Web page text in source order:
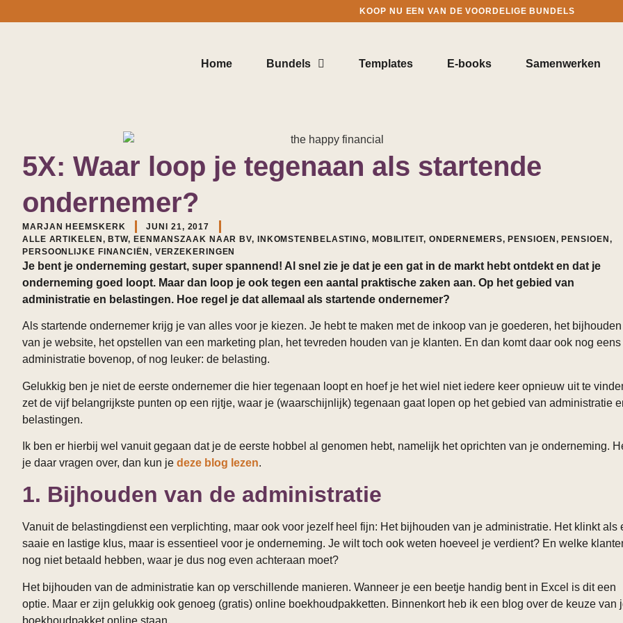
KOOP NU EEN VAN DE VOORDELIGE BUNDELS
Home Bundels Templates E-books Samenwerken
5X: Waar loop je tegenaan als startende
ondernemer?
MARJAN HEEMSKERK
JUNI 21, 2017
ALLE ARTIKELEN,BTW, EENMANSZAAK NAAR BV, INKOMSTENBELASTING, MOBILITEIT, ONDERNEMERS,PENSIOEN,PENSIOEN,
PERSOONLIJKE FINANCIËN, VERZEKERINGEN
Je bent je onderneming gestart, super spannend! Al snel zie je dat je een gat in de markt hebt ontdekt en dat je
onderneming goed loopt. Maar dan loop je ook tegen een aantal praktische zaken aan. Op het gebied van
administratie en belastingen. Hoe regel je dat allemaal als startende ondernemer?
Als startende ondernemer krijg je van alles voor je kiezen. Je hebt te maken met de inkoop van je goederen, het bijhouden
van je website, het opstellen van een marketing plan, het tevreden houden van je klanten. En dan komt daar ook nog eens
administratie bovenop, of nog leuker: de belasting.
Gelukkig ben je niet de eerste ondernemer die hier tegenaan loopt en hoef je het wiel niet iedere keer opnieuw uit te
zet de vijf belangrijkste punten op een rijtje, waar je (waarschijnlijk) tegenaan gaat lopen op het gebied van administratie
belastingen.
Ik ben er hierbij wel vanuit gegaan dat je de eerste hobbel al genomen hebt, namelijk het oprichten van je onderneming.
je daar vragen over, dan kun je deze blog lezen.
1. Bijhouden van de administratie
Vanuit de belastingdienst een verplichting, maar ook voor jezelf heel fijn: Het bijhouden van je administratie. Het klinkt als
saaie en lastige klus, maar is essentieel voor je onderneming. Je wilt toch ook weten hoeveel je verdient? En welke
nog niet betaald hebben, waar je dus nog even achteraan moet?
Het bijhouden van de administratie kan op verschillende manieren. Wanneer je een beetje handig bent in Excel is dit een
optie. Maar er zijn gelukkig ook genoeg (gratis) online boekhoudpakketten. Binnenkort heb ik een blog over de keuze van
boekhoudpakket online staan.